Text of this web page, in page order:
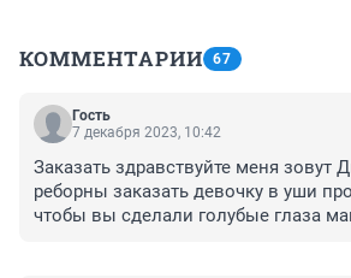
КОММЕНТАРИИ 67
Гость
7 декабря 2023, 10:42
Заказать здравствуйте меня зовут
реборны заказать девочку в уши
чтобы вы сделали голубые глаза